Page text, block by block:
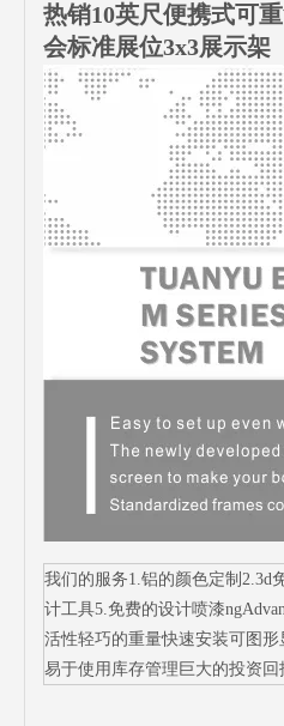
热销10英尺便携式可
会标准展位3x3展示架
我们的服务1.铝的颜色定制2.3d
计工具5.免费的设计喷漆
活性轻巧的重量快速安装可图
易于使用库存管理巨大的投资回